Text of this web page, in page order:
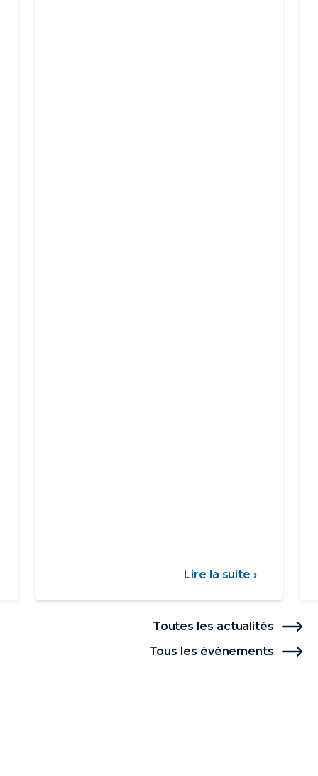
Lire la suite ›
-
Toutes les actualités
Tous les événements